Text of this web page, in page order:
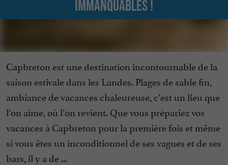
immanquables !
Capbreton est une destination incontournable de la
saison estivale dans les Landes. Plages de sable fin,
ambiance de vacances chaleureuse, c’est un lieu que
l’on aime, où l’on revient. Que vous prépariez vos
vacances à Capbreton pour la première fois et même
si vous êtes un inconditionnel de ses vagues et de ses
bars, il y a de ...